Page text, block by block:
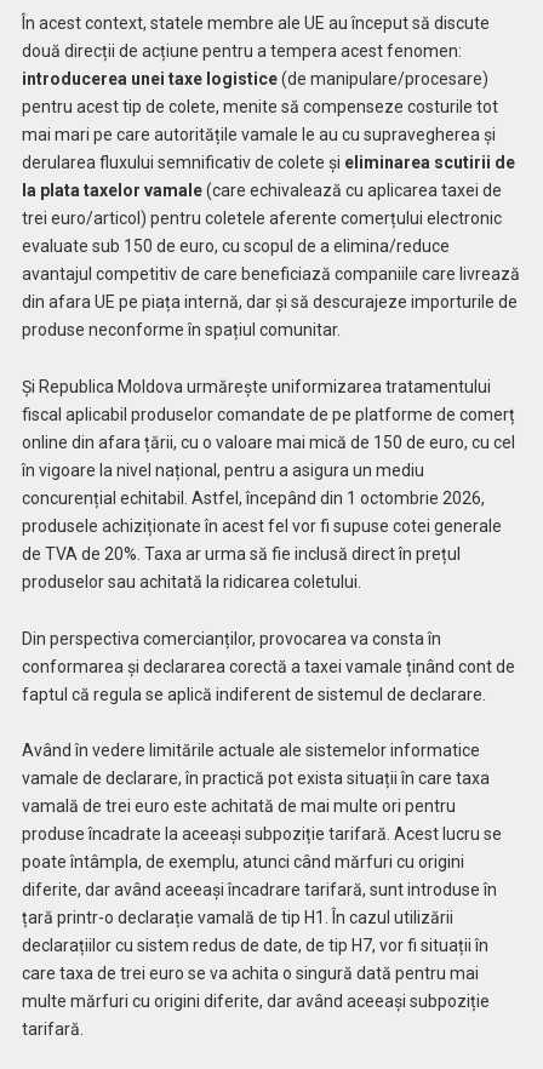
În acest context, statele membre ale UE au început să discute
două direcții de acțiune pentru a tempera acest fenomen:
introducerea unei taxe logistice(de manipulare/procesare)
pentru acest tip de colete, menite să compenseze costurile tot
mai mari pe care autoritățile vamale le au cu supravegherea și
derularea fluxului semnificativ de colete și eliminarea scutirii de
la plata taxelor vamale(care echivalează cu aplicarea taxei de
trei euro/articol) pentru coletele aferente comerțului electronic
evaluate sub 150 de euro, cu scopul de a elimina/reduce
avantajul competitiv de care beneficiază companiile care livrează
din afara UE pe piața internă, dar și să descurajeze importurile de
produse neconforme în spațiul comunitar.
Și Republica Moldova urmărește uniformizarea tratamentului
fiscal aplicabil produselor comandate de pe platforme de comerț
online din afara țării, cu o valoare mai mică de 150 de euro, cu cel
în vigoare la nivel național, pentru a asigura un mediu
concurențial echitabil. Astfel, începând din 1 octombrie 2026,
produsele achiziționate în acest fel vor fi supuse cotei generale
de TVA de 20%. Taxa ar urma să fie inclusă direct în prețul
produselor sau achitată la ridicarea coletului.
Din perspectiva comercianților, provocarea va consta în
conformarea și declararea corectă a taxei vamale ținând cont de
faptul că regula se aplică indiferent de sistemul de declarare.
Având în vedere limitările actuale ale sistemelor informatice
vamale de declarare, în practică pot exista situații în care taxa
vamală de trei euro este achitată de mai multe ori pentru
produse încadrate la aceeași subpoziție tarifară. Acest lucru se
poate întâmpla, de exemplu, atunci când mărfuri cu origini
diferite, dar având aceeași încadrare tarifară, sunt introduse în
țară printr-o declarație vamală de tip H1. În cazul utilizării
declarațiilor cu sistem redus de date, de tip H7, vor fi situații în
care taxa de trei euro se va achita o singură dată pentru mai
multe mărfuri cu origini diferite, dar având aceeași subpoziție
tarifară.